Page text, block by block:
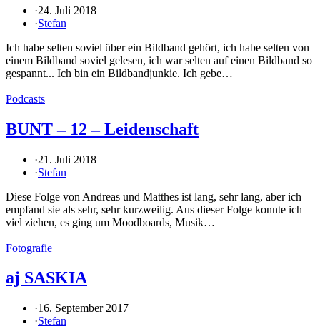
·24. Juli 2018
·Stefan
Ich habe selten soviel über ein Bildband gehört, ich habe selten von
einem Bildband soviel gelesen, ich war selten auf einen Bildband so
gespannt... Ich bin ein Bildbandjunkie. Ich gebe…
Podcasts
BUNT – 12 – Leidenschaft
·21. Juli 2018
·Stefan
Diese Folge von Andreas und Matthes ist lang, sehr lang, aber ich
empfand sie als sehr, sehr kurzweilig. Aus dieser Folge konnte ich
viel ziehen, es ging um Moodboards, Musik…
Fotografie
aj SASKIA
·16. September 2017
·Stefan